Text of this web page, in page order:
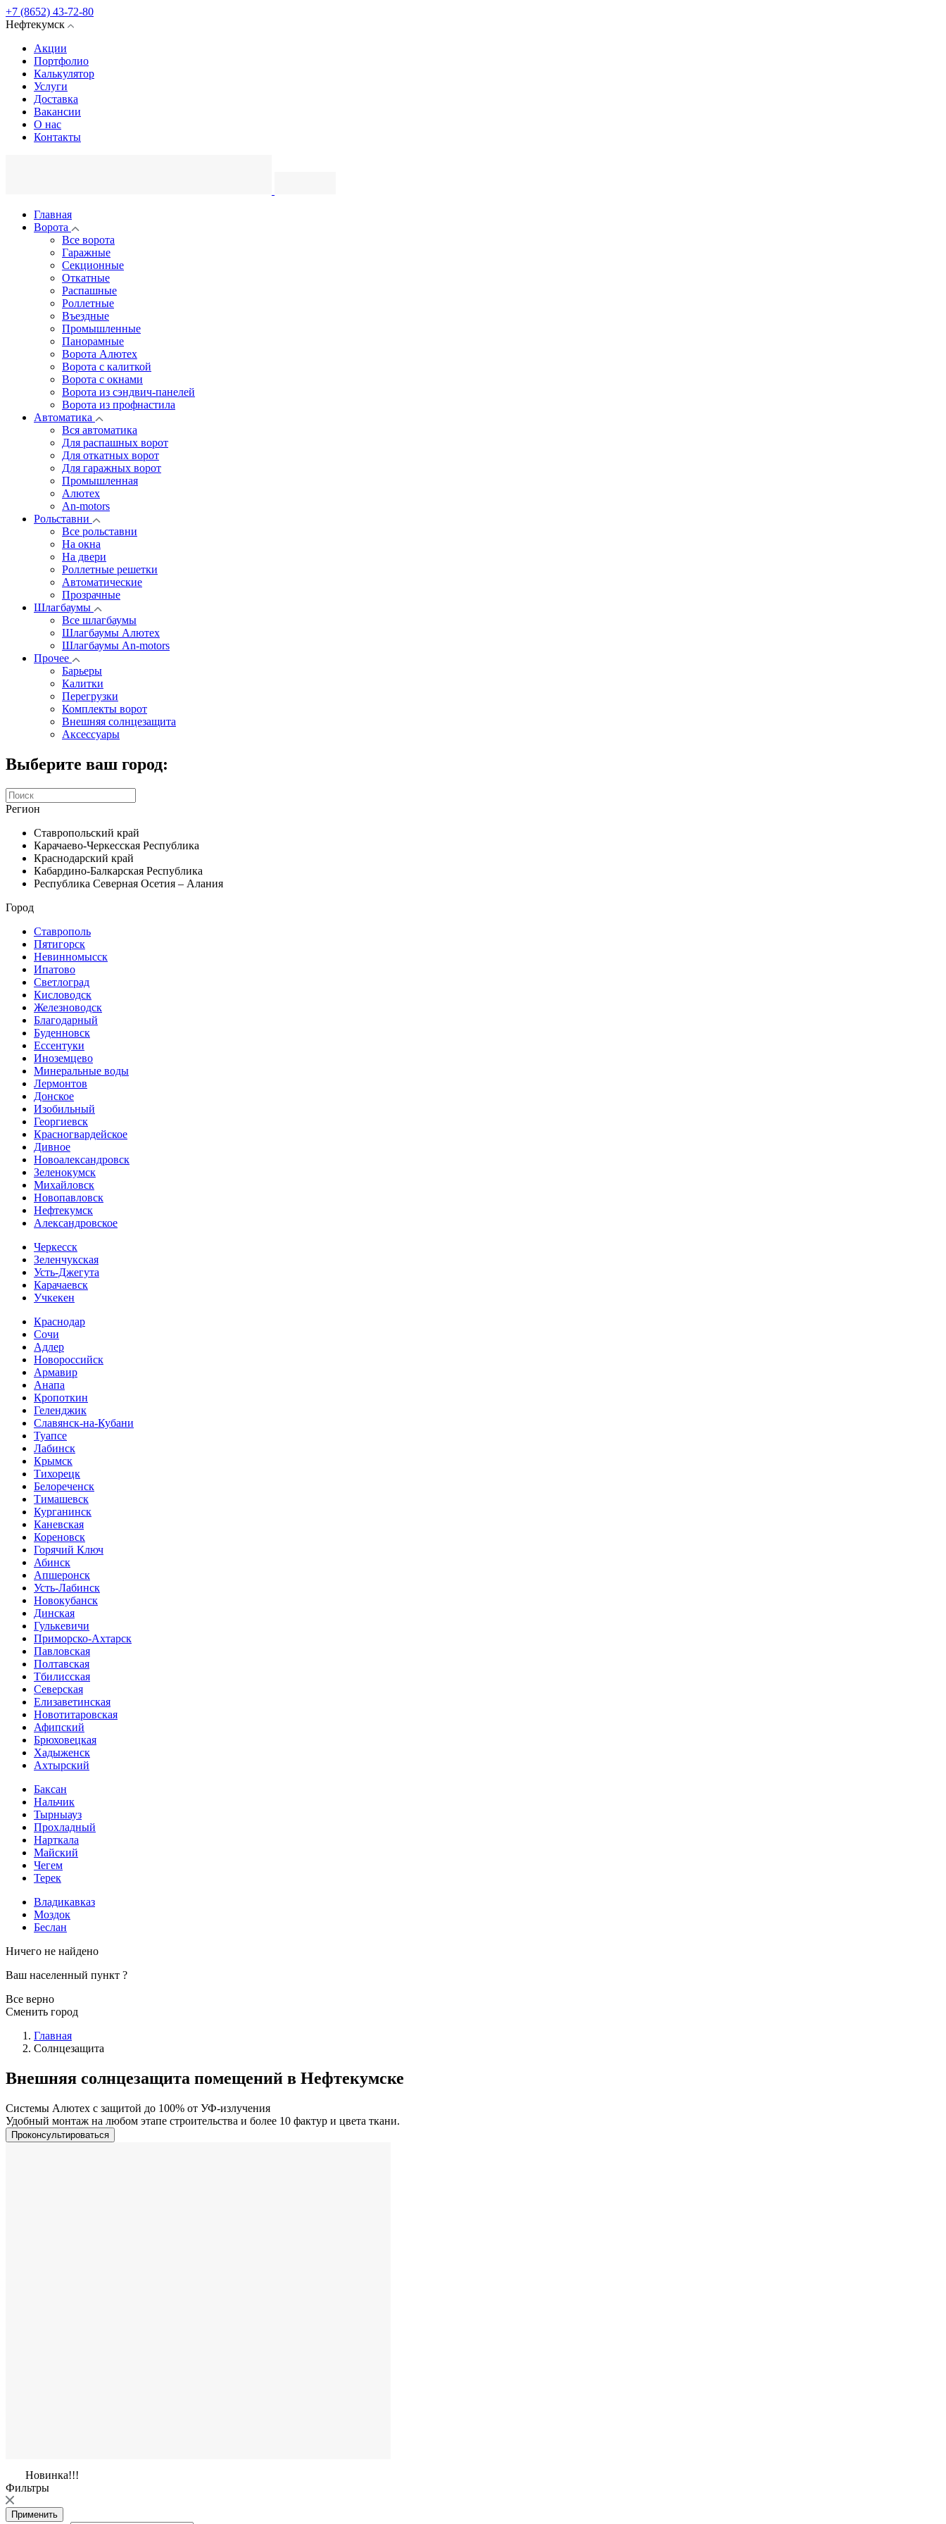
+7 (8652) 43-72-80
Нефтекумск
Акции
Портфолио
Калькулятор
Услуги
Доставка
Вакансии
О нас
Контакты
Главная
Ворота
Все ворота
Гаражные
Секционные
Откатные
Распашные
Роллетные
Въездные
Промышленные
Панорамные
Ворота Алютех
Ворота с калиткой
Ворота c окнами
Ворота из сэндвич-панелей
Ворота из профнастила
Автоматика
Вся автоматика
Для распашных ворот
Для откатных ворот
Для гаражных ворот
Промышленная
Алютех
An-motors
Рольставни
Все рольставни
На окна
На двери
Роллетные решетки
Автоматические
Прозрачные
Шлагбаумы
Все шлагбаумы
Шлагбаумы Алютех
Шлагбаумы An-motors
Прочее
Барьеры
Калитки
Перегрузки
Комплекты ворот
Внешняя солнцезащита
Аксессуары
Выберите ваш город:
Регион
Ставропольский край
Карачаево-Черкесская Республика
Краснодарский край
Кабардино-Балкарская Республика
Республика Северная Осетия – Алания
Город
Ставрополь
Пятигорск
Невинномысск
Ипатово
Светлоград
Кисловодск
Железноводск
Благодарный
Буденновск
Ессентуки
Иноземцево
Минеральные воды
Лермонтов
Донское
Изобильный
Георгиевск
Красногвардейское
Дивное
Новоалександровск
Зеленокумск
Михайловск
Новопавловск
Нефтекумск
Александровское
Черкесск
Зеленчукская
Усть-Джегута
Карачаевск
Учкекен
Краснодар
Сочи
Адлер
Новороссийск
Армавир
Анапа
Кропоткин
Геленджик
Славянск-на-Кубани
Туапсе
Лабинск
Крымск
Тихорецк
Белореченск
Тимашевск
Курганинск
Каневская
Кореновск
Горячий Ключ
Абинск
Апшеронск
Усть-Лабинск
Новокубанск
Динская
Гулькевичи
Приморско-Ахтарск
Павловская
Полтавская
Тбилисская
Северская
Елизаветинская
Новотитаровская
Афипский
Брюховецкая
Хадыженск
Ахтырский
Баксан
Нальчик
Тырныауз
Прохладный
Нарткала
Майский
Чегем
Терек
Владикавказ
Моздок
Беслан
Ничего не найдено
Ваш населенный пункт ?
Все верно
Сменить город
Главная
Солнцезащита
Внешняя солнцезащита помещений в Нефтекумске
Системы Алютех с защитой до 100% от УФ-излучения
Удобный монтаж на любом этапе строительства и более 10 фактур и цвета ткани.
Проконсультироваться
Новинка!!!
Фильтры